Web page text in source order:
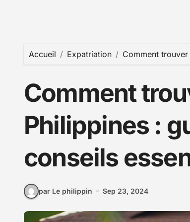
Accueil Expatriation Comment
Comment
Philippines :
conseils
par Le philippin Sep 23, 2024